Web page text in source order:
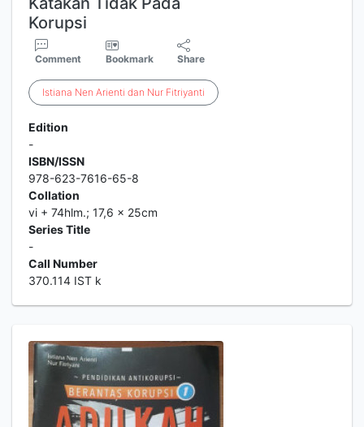
Korupsi
Comment Bookmark Share
Istiana Nen Arienti dan Nur Fitriyanti
Edition
-
ISBN/ISSN
978-623-7616-65-8
Collation
vi + 74hlm.; 17,6 x 25cm
Series Title
-
Call Number
370.114 IST k